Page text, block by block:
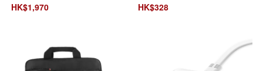
HK$1,970 HK$328